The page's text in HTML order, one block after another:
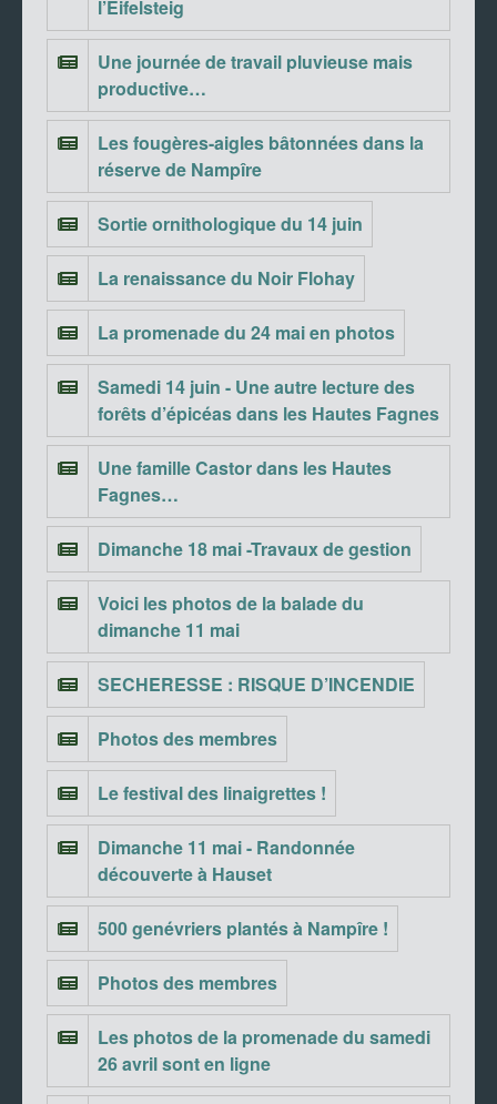
l’Eifelsteig
Une journée de travail pluvieuse mais
productive…
Les fougères-aigles bâtonnées dans la
réserve de Nampîre
Sortie ornithologique du 14 juin
La renaissance du Noir Flohay
La promenade du 24 mai en photos
Samedi 14 juin - Une autre lecture des
forêts d’épicéas dans les Hautes Fagnes
Une famille Castor dans les Hautes
Fagnes…
Dimanche 18 mai -Travaux de gestion
Voici les photos de la balade du
dimanche 11 mai
SECHERESSE : RISQUE D’INCENDIE
Photos des membres
Le festival des linaigrettes !
Dimanche 11 mai - Randonnée
découverte à Hauset
500 genévriers plantés à Nampîre !
Photos des membres
Les photos de la promenade du samedi
26 avril sont en ligne